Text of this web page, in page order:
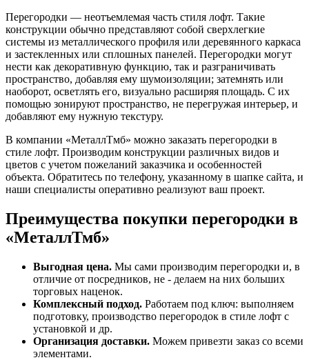
Перегородки — неотъемлемая часть стиля лофт. Такие
конструкции обычно представляют собой сверхлегкие
системы из металлического профиля или деревянного каркаса
и застекленных или сплошных панелей. Перегородки могут
нести как декоративную функцию, так и разграничивать
пространство, добавляя ему шумоизоляции; затемнять или
наоборот, осветлять его, визуально расширяя площадь. С их
помощью зонируют пространство, не перегружая интерьер, и
добавляют ему нужную текстуру.
В компании «МеталлТмб» можно заказать перегородки в
стиле лофт. Производим конструкции различных видов и
цветов с учетом пожеланий заказчика и особенностей
объекта. Обратитесь по телефону, указанному в шапке сайта, и
наши специалисты оперативно реализуют ваш проект.
Преимущества покупки перегородки в
«МеталлТмб»
Выгодная цена. Мы сами производим перегородки и, в
отличие от посредников, не - делаем на них больших
торговых наценок.
Комплексный подход. Работаем под ключ: выполняем
подготовку, производство перегородок в стиле лофт с
установкой и др.
Организация доставки. Можем привезти заказ со всеми
элементами.